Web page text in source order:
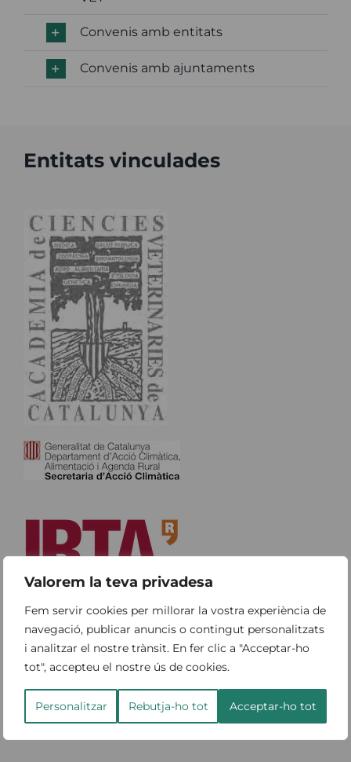
Valorem la teva privadesa
Fem servir cookies per millorar la vostra experiència de
navegació, publicar anuncis o contingut personalitzats
i analitzar el nostre trànsit. En fer clic a "Acceptar-ho
tot", accepteu el nostre ús de cookies.
Personalitzar Rebutja-ho tot Acceptar-ho tot
Convenis amb entitats
Convenis amb ajuntaments
Entitats vinculades